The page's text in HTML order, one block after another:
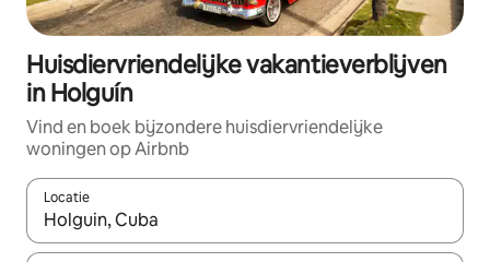
Huisdiervriendelijke vakantieverblijven
in Holguín
Vind en boek bijzondere huisdiervriendelijke
woningen op Airbnb
Locatie
Wanneer er resultaten beschikbaar zijn, maak je een keuze